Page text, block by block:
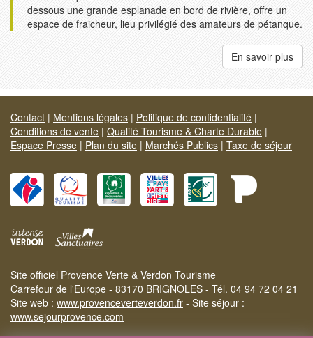
dessous une grande esplanade en bord de rivière, offre un
espace de fraicheur, lieu privilégié des amateurs de pétanque.
En savoir plus
Contact | Mentions légales | Politique de confidentialité |
Conditions de vente | Qualité Tourisme & Charte Durable |
Espace Presse | Plan du site | Marchés Publics | Taxe de séjour
Site officiel Provence Verte & Verdon Tourisme
Carrefour de l'Europe - 83170 BRIGNOLES - Tél. 04 94 72 04 21
Site web : www.provenceverteverdon.fr - Site séjour :
www.sejourprovence.com